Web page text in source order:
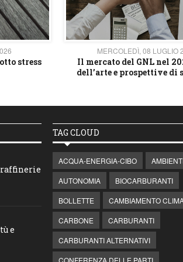
stress
MERCOLEDÌ, 08 LUGLIO
Il mercato del GNL nel
dell’arte e prospettive di
raffinerie
e
TAG CLOUD
ACQUA-ENERGIA-CIBO
AUTONOMIA
BIOCARBURANTI
BOLLETTE
CAMBIAMENTO
CARBONE
CARBURANTI
CARBURANTI ALTERNATIVI
CONFERENZA DELLE PARTI